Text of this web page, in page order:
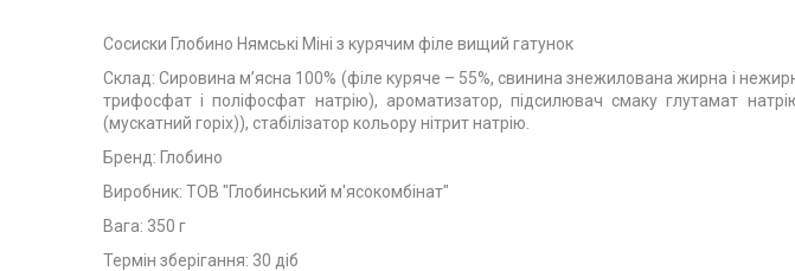
Сосиски Глобино Нямські Міні з курячим філе вищий гатунок
Склад: Сировина м’ясна 100% (філе куряче – 55%, свинина знежилована жирна і
трифосфат і поліфосфат натрію), ароматизатор, підсилювач смаку глутамат
(мускатний горіх)), стабілізатор кольору нітрит натрію.
Бренд: Глобино
Виробник: ТОВ "Глобинський м'ясокомбінат"
Вага: 350 г
Термін зберігання: 30 діб